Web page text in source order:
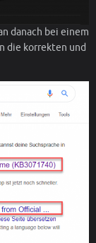
danach bei einem
die korrekten und